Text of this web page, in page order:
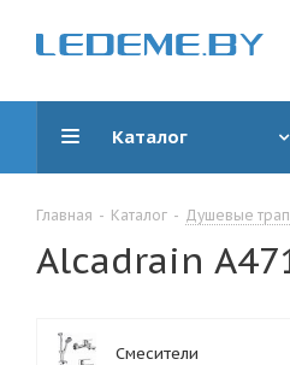
Каталог
Главная - Каталог - Душевые
Alcadrain
Смесители